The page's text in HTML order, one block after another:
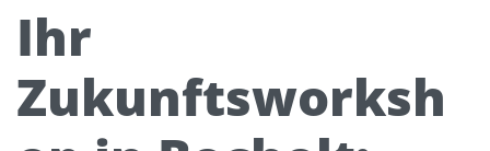
Ihr
Zukunftsworksh